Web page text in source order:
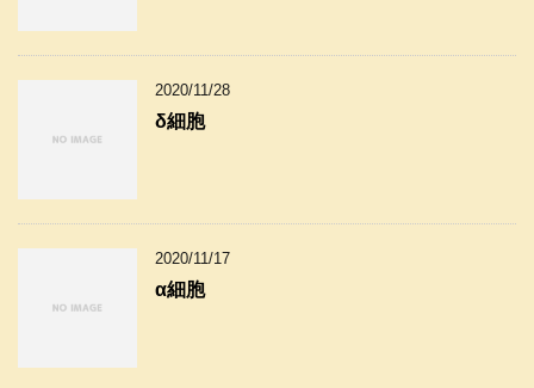
2020/11/28
δ細胞
2020/11/17
α細胞